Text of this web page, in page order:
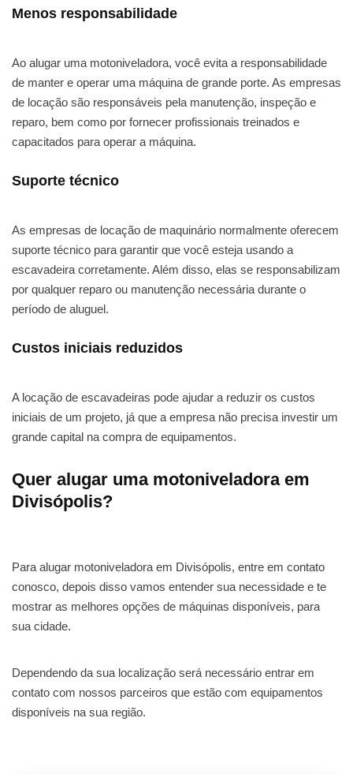
Menos responsabilidade
Ao alugar uma motoniveladora, você evita a responsabilidade
de manter e operar uma máquina de grande porte. As empresas
de locação são responsáveis pela manutenção, inspeção e
reparo, bem como por fornecer profissionais treinados e
capacitados para operar a máquina.
Suporte técnico
As empresas de locação de maquinário normalmente oferecem
suporte técnico para garantir que você esteja usando a
escavadeira corretamente. Além disso, elas se responsabilizam
por qualquer reparo ou manutenção necessária durante o
período de aluguel.
Custos iniciais reduzidos
A locação de escavadeiras pode ajudar a reduzir os custos
iniciais de um projeto, já que a empresa não precisa investir um
grande capital na compra de equipamentos.
Quer alugar uma motoniveladora em
Divisópolis?
Para alugar motoniveladora em Divisópolis, entre em contato
conosco, depois disso vamos entender sua necessidade e te
mostrar as melhores opções de máquinas disponíveis, para
sua cidade.
Dependendo da sua localização será necessário entrar em
contato com nossos parceiros que estão com equipamentos
disponíveis na sua região.